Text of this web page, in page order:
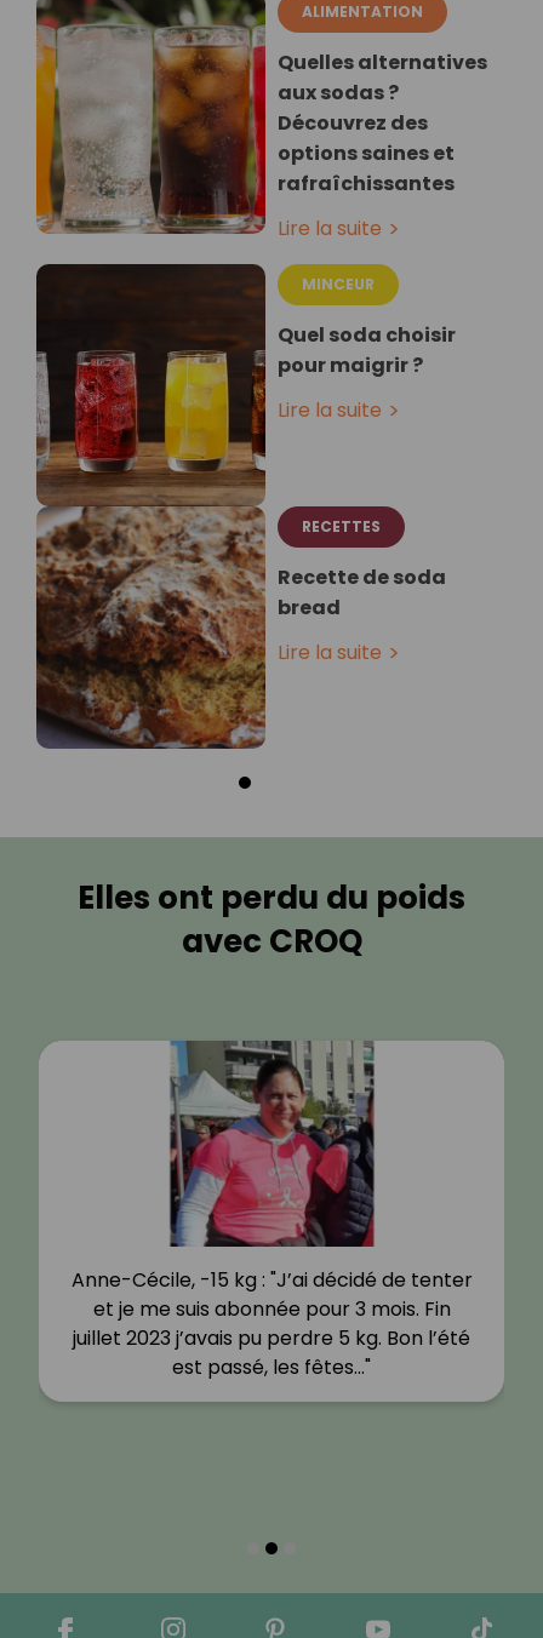
ALIMENTATION
Quelles alternatives
aux sodas ?
Découvrez des
options saines et
rafraîchissantes
Lire la suite
MINCEUR
Quel soda choisir
pour maigrir ?
Lire la suite
RECETTES
Recette de soda
bread
Lire la suite
Elles ont perdu du poids
avec CROQ
Anne-Cécile, -15 kg : "J’ai décidé de tenter
et je me suis abonnée pour 3 mois. Fin
juillet 2023 j’avais pu perdre 5 kg. Bon l’été
est passé, les fêtes…"